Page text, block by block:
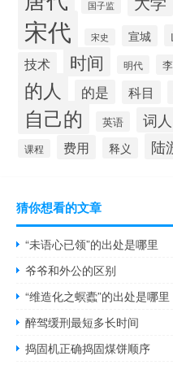
国子监
宋代 宋史 宣城
技术 时间 明代
的人 的是 科目
自己的 英语 词人
课程 费用 释义 陆
猜你想看的文章
“未语心已领”的出处是哪里
爷爷和外公的区别
“维造化之螟蠹”的出处是哪里
醉驾缓刑最短多长时间
捣固机正确捣固煤饼顺序